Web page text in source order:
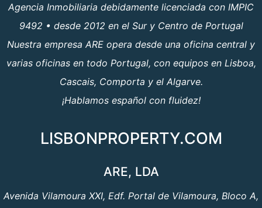
Agencia Inmobiliaria debidamente licenciada con IMPIC
9492 • desde 2012 en el Sur y Centro de Portugal
Nuestra empresa ARE opera desde una oficina central y
varias oficinas en todo Portugal, con equipos en Lisboa,
Cascais, Comporta y el Algarve.
¡Hablamos español con fluidez!
LISBONPROPERTY.COM
ARE, LDA
Avenida Vilamoura XXI, Edf. Portal de Vilamoura, Bloco A,